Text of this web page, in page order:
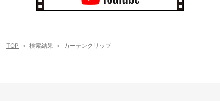
TOP 検索結果 カーテンクリップ